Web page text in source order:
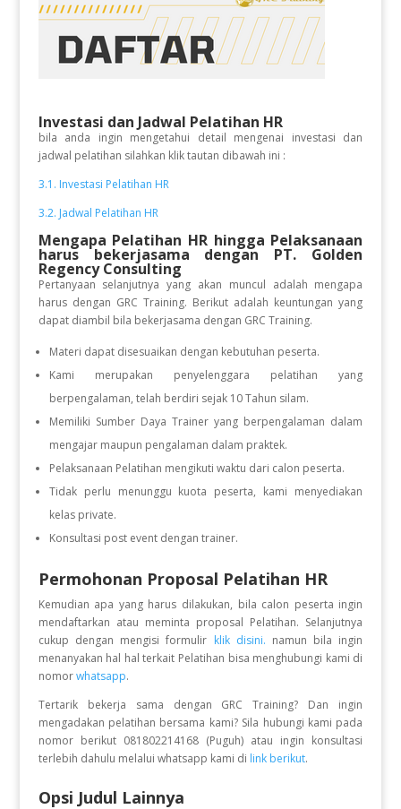
Investasi dan Jadwal Pelatihan HR
bila anda ingin mengetahui detail mengenai investasi dan
jadwal pelatihan silahkan klik tautan dibawah ini :
3.1. Investasi Pelatihan HR
3.2. Jadwal Pelatihan HR
Mengapa Pelatihan HR hingga Pelaksanaan
harus bekerjasama dengan PT. Golden
Regency Consulting
Pertanyaan selanjutnya yang akan muncul adalah mengapa
harus dengan GRC Training. Berikut adalah keuntungan yang
dapat diambil bila bekerjasama dengan GRC Training.
Materi dapat disesuaikan dengan kebutuhan peserta.
Kami merupakan penyelenggara pelatihan yang
berpengalaman, telah berdiri sejak 10 Tahun silam.
Memiliki Sumber Daya Trainer yang berpengalaman dalam
mengajar maupun pengalaman dalam praktek.
Pelaksanaan Pelatihan mengikuti waktu dari calon peserta.
Tidak perlu menunggu kuota peserta, kami menyediakan
kelas private.
Konsultasi post event dengan trainer.
Permohonan Proposal Pelatihan HR
Kemudian apa yang harus dilakukan, bila calon peserta ingin
mendaftarkan atau meminta proposal Pelatihan. Selanjutnya
cukup dengan mengisi formulir klik disini. namun bila ingin
menanyakan hal hal terkait Pelatihan bisa menghubungi kami di
nomor whatsapp.
Tertarik bekerja sama dengan GRC Training? Dan ingin
mengadakan pelatihan bersama kami? Sila hubungi kami pada
nomor berikut 081802214168 (Puguh) atau ingin konsultasi
terlebih dahulu melalui whatsapp kami di link berikut.
Opsi Judul Lainnya